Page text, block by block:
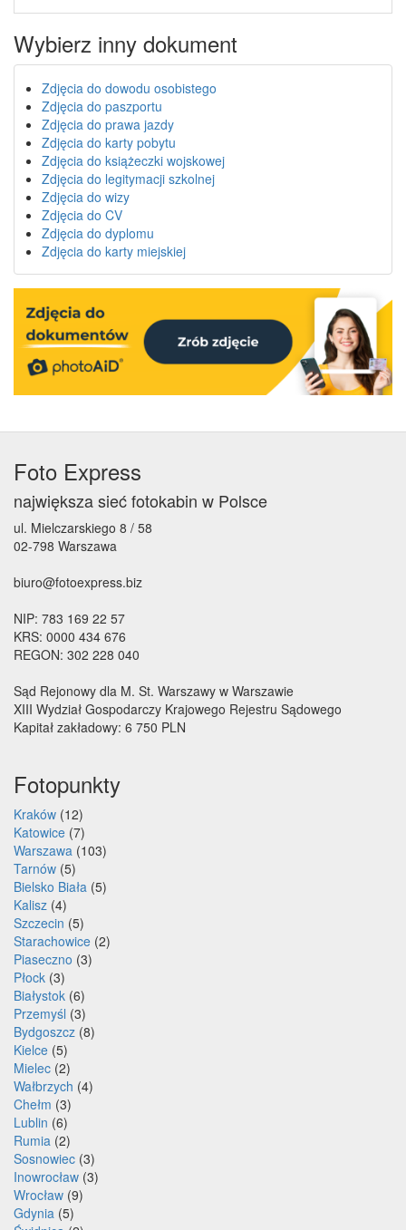
Wybierz inny dokument
Zdjęcia do dowodu osobistego
Zdjęcia do paszportu
Zdjęcia do prawa jazdy
Zdjęcia do karty pobytu
Zdjęcia do książeczki wojskowej
Zdjęcia do legitymacji szkolnej
Zdjęcia do wizy
Zdjęcia do CV
Zdjęcia do dyplomu
Zdjęcia do karty miejskiej
Foto Express
największa sieć fotokabin w Polsce
ul. Mielczarskiego 8 / 58
02-798 Warszawa
biuro@fotoexpress.biz
NIP: 783 169 22 57
KRS: 0000 434 676
REGON: 302 228 040
Sąd Rejonowy dla M. St. Warszawy w Warszawie
XIII Wydział Gospodarczy Krajowego Rejestru Sądowego
Kapitał zakładowy: 6 750 PLN
Fotopunkty
Kraków (12)
Katowice (7)
Warszawa (103)
Tarnów (5)
Bielsko Biała (5)
Kalisz (4)
Szczecin (5)
Starachowice (2)
Piaseczno (3)
Płock (3)
Białystok (6)
Przemyśl (3)
Bydgoszcz (8)
Kielce (5)
Mielec (2)
Wałbrzych (4)
Chełm (3)
Lublin (6)
Rumia (2)
Sosnowiec (3)
Inowrocław (3)
Wrocław (9)
Gdynia (5)